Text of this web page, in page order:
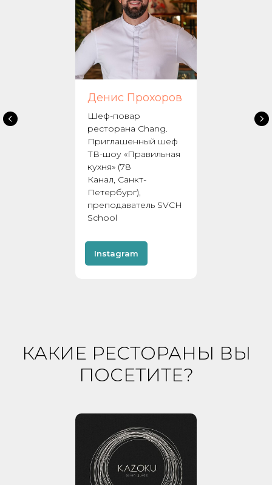
Денис Прохоров
Шеф-повар
ресторана Chang.
Приглашенный шеф
ТВ-шоу «Правильная
кухня» (78
Канал, Санкт-
Петербург),
преподаватель SVCH
School
Instagram
КАКИЕ РЕСТОРАНЫ ВЫ
ПОСЕТИТЕ?